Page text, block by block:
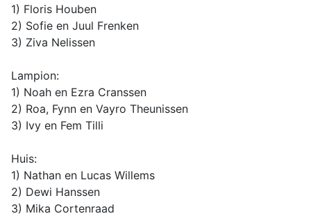
1) Floris Houben
2) Sofie en Juul Frenken
3) Ziva Nelissen
Lampion:
1) Noah en Ezra Cranssen
2) Roa, Fynn en Vayro Theunissen
3) Ivy en Fem Tilli
Huis:
1) Nathan en Lucas Willems
2) Dewi Hanssen
3) Mika Cortenraad